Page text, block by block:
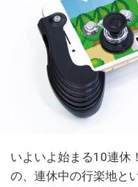
いよいよ始まる10連
の、連休中の行楽地と